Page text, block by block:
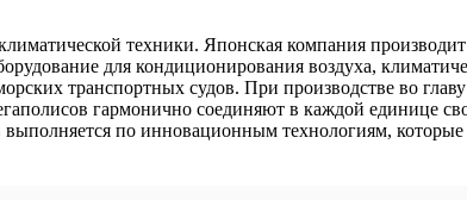
техники. Японская компания
для кондиционирования воздуха,
транспортных судов. При производстве во главу
гармонично соединяют в каждой единице
по инновационным технологиям,